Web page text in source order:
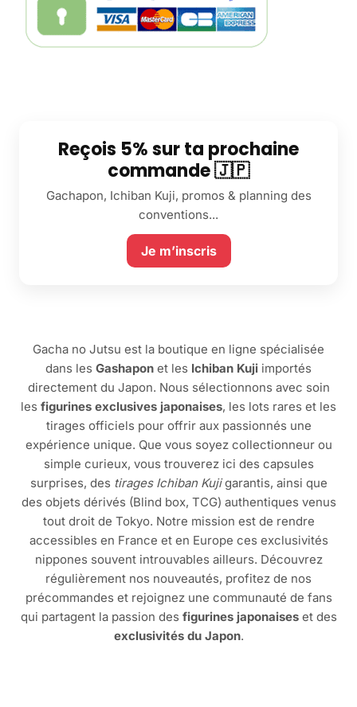
Reçois 5% sur ta prochaine
commande 🇯🇵
Gachapon, Ichiban Kuji, promos & planning des
conventions...
Je m’inscris
Gacha no Jutsu est la boutique en ligne spécialisée
dans les Gashapon et les Ichiban Kuji importés
directement du Japon. Nous sélectionnons avec soin
les figurines exclusives japonaises, les lots rares et les
tirages officiels pour offrir aux passionnés une
expérience unique. Que vous soyez collectionneur ou
simple curieux, vous trouverez ici des capsules
surprises, des tirages Ichiban Kujigarantis, ainsi que
des objets dérivés (Blind box, TCG) authentiques venus
tout droit de Tokyo. Notre mission est de rendre
accessibles en France et en Europe ces exclusivités
nippones souvent introuvables ailleurs. Découvrez
régulièrement nos nouveautés, profitez de nos
précommandes et rejoignez une communauté de fans
qui partagent la passion des figurines japonaiseset des
exclusivités du Japon.